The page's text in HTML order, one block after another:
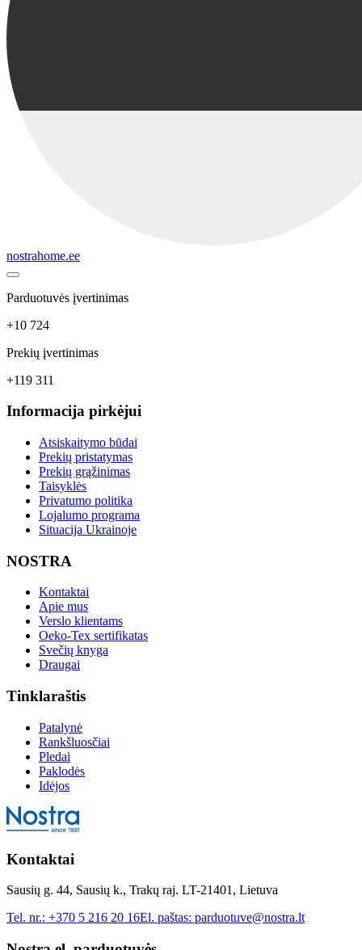
nostrahome.ee
Parduotuvės įvertinimas
+10 724
Prekių įvertinimas
+119 311
Informacija pirkėjui
Atsiskaitymo būdai
Prekių pristatymas
Prekių grąžinimas
Taisyklės
Privatumo politika
Lojalumo programa
Situacija Ukrainoje
NOSTRA
Kontaktai
Apie mus
Verslo klientams
Oeko-Tex sertifikatas
Svečių knyga
Draugai
Tinklaraštis
Patalynė
Rankšluosčiai
Pledai
Paklodės
Idėjos
Kontaktai
Sausių g. 44, Sausių k., Trakų raj. LT-21401, Lietuva
Tel. nr.: +370 5 216 20 16El. paštas: parduotuve@nostra.lt